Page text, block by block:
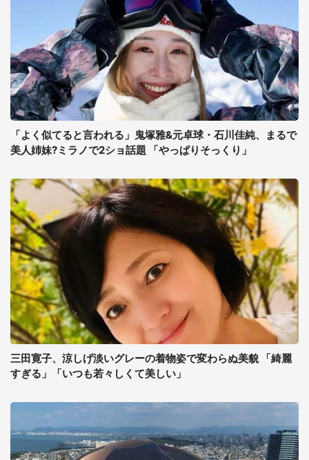
「よく似てると言われる」鬼塚雅&元卓球・石川佳純、まるで
美人姉妹?ミラノで2ショ話題 「やっぱりそっくり」
三田寛子、涼しげ淡いグレーの着物姿で変わらぬ美貌 「綺麗
すぎる」「いつも若々しくて美しい」